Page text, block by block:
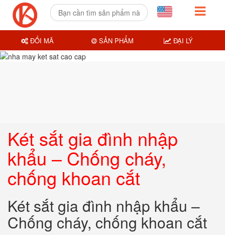
Két sắt gia đình nhập
khẩu – Chống cháy,
chống khoan cắt
Két sắt gia đình nhập khẩu –
Chống cháy, chống khoan cắt
ĐỔI MÃ SẢN PHẨM ĐẠI LÝ